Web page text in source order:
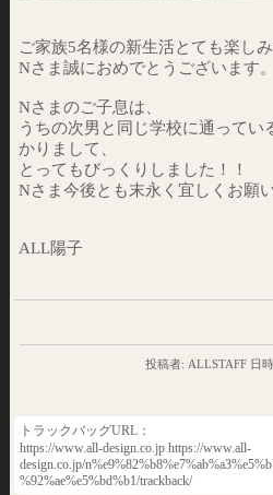
ご家族5名様の新生活とても楽しみ
Nさま誠におめでとうございます。
Nさまのご子息は、
うちの次男と同じ学校に通ってい
かりまして、
とってもびっくりしました！！
Nさま今後とも末永く宜しくお願
ALL陽子
投稿者: ALLSTAFF 日
トラックバッグURL：
https://www.all-design.co.jp https://www.all-
design.co.jp/
%92%ae%e5%bd%b1/trackback/